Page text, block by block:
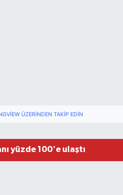
ÜZERINDEN TAKIP EDIN
yüzde 100'e ulaştı